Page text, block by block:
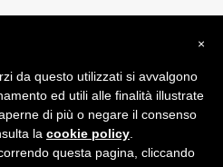
×
da questo utilizzati si avvalgono
ed utili alle finalità illustrate
di più o negare il consenso
la cookie policy
questa pagina, cliccando